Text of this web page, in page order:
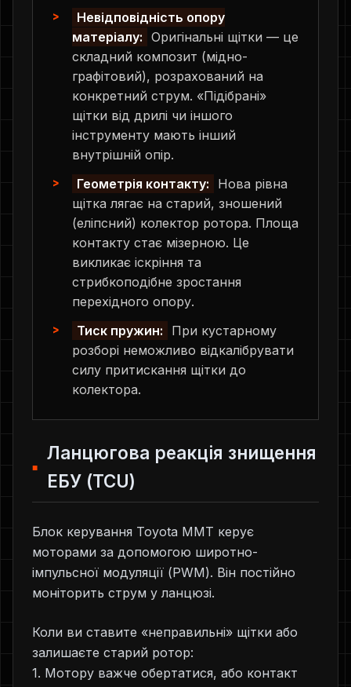
Невідповідність опору
матеріалу: Оригінальні щітки — це
складний композит (мідно-
графітовий), розрахований на
конкретний струм. «Підібрані»
щітки від дрилі чи іншого
інструменту мають інший
внутрішній опір.
Геометрія контакту:
Нова рівна
щітка лягає на старий, зношений
(еліпсний) колектор ротора. Площа
контакту стає мізерною. Це
викликає іскріння та
стрибкоподібне зростання
перехідного опору.
Тиск пружин:
При кустарному
розборі неможливо відкалібрувати
силу притискання щітки до
колектора.
Ланцюгова реакція знищення
ЕБУ (TCU)
Блок керування Toyota MMT керує
моторами за допомогою широтно-
імпульсної модуляції (PWM). Він постійно
моніторить струм у ланцюзі.
Коли ви ставите «неправильні» щітки або
залишаєте старий ротор:
1. Мотору важче обертатися, або контакт